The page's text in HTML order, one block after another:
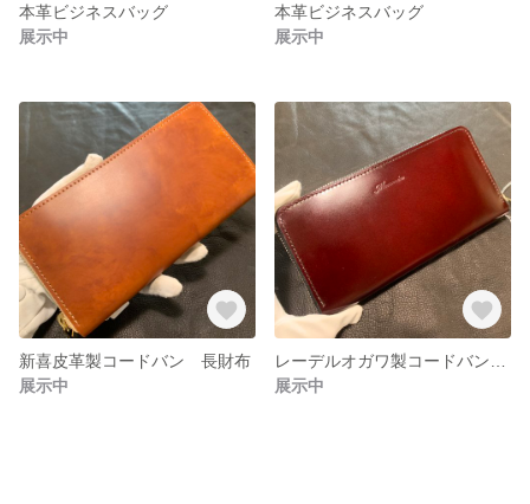
本革ビジネスバッグ
展示中
本革ビジネスバッグ
展示中
新喜皮革製コードバン 長財布
展示中
展示中